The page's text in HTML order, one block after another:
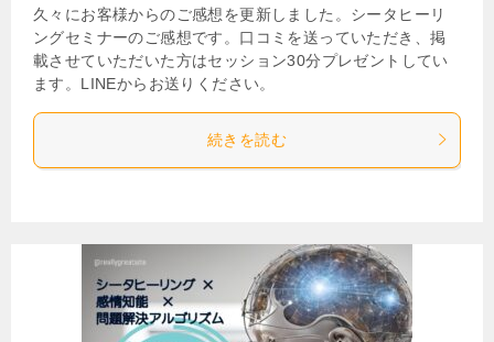
久々にお客様からのご感想を更新しました。シータヒーリ
ングセミナーのご感想です。口コミを送っていただき、掲
載させていただいた方はセッション30分プレゼントしてい
ます。LINEからお送りください。
続きを読む